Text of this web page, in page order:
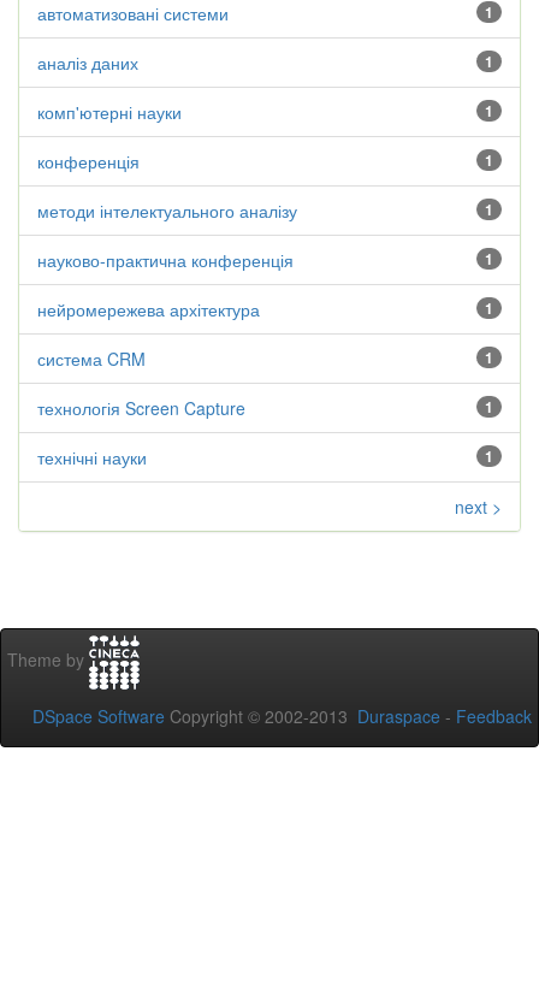
1
автоматизовані системи
1
аналіз даних
1
комп'ютерні науки
1
конференція
1
методи інтелектуального аналізу
1
науково-практична конференція
1
нейромережева архітектура
1
система CRM
1
технологія Screen Capture
1
технічні науки
next >
Theme by
DSpace Software Copyright © 2002-2013 Duraspace - Feedback